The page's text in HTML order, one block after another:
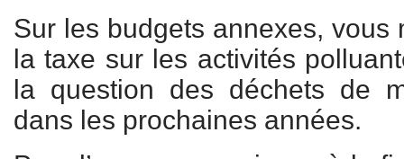
Sur les budgets annexes, vous
la taxe sur les activités
la question des déchets de
dans les prochaines années.